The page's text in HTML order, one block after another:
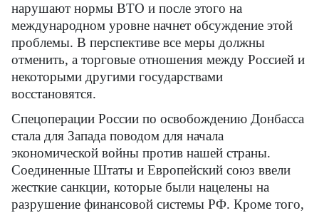
нарушают нормы ВТО и после этого на
международном уровне начнет обсуждение этой
проблемы. В перспективе все меры должны
отменить, а торговые отношения между Россией и
некоторыми другими государствами
восстановятся.
Спецоперации России по освобождению Донбасса
стала для Запада поводом для начала
экономической войны против нашей страны.
Соединенные Штаты и Европейский союз ввели
жесткие санкции, которые были нацелены на
разрушение финансовой системы РФ. Кроме того,